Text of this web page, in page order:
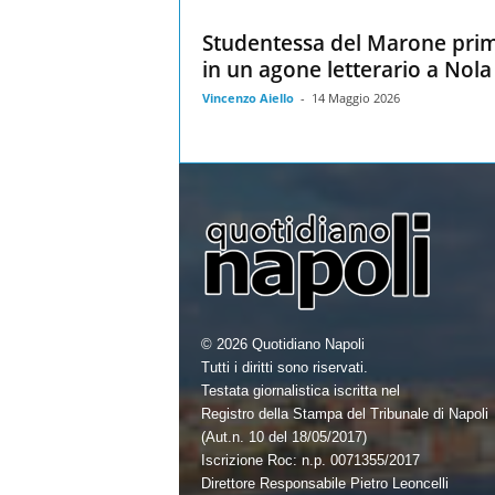
Studentessa del Marone
in un agone letterario a Nola
Vincenzo Aiello - 14 Maggio 2026
© 2026 Quotidiano Napoli
Tutti i diritti sono riservati.
Testata giornalistica iscritta nel
Registro della Stampa del Tribunale di Napoli
(Aut.n. 10 del 18/05/2017)
Iscrizione Roc: n.p. 0071355/2017
Direttore Responsabile Pietro Leoncelli